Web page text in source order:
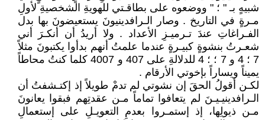
شبيهٍ بـ " ؛ " ووضعوه على بطاقـتي للهويةِ الشخصيةِ لأولِ
مـرةٍ في التاريخ . وصار الـرافدينيونَ يستعيضونَ بها بدل
الفـراغاتِ عندَ تـرميـزِ الأعداد . ولا أريدُ أن أنكـرَ أني
شعـرتُ بنشوةٍ كبيـرةٍ عندما علمتُ أنهم بدأوا يكتبونَ مثلاً
7 ؛ 4 و 7 ؛ ؛ 4 للدلالةِ على 407 و 4007 كلما كنتُ محاطاً
يميناً ويساراً بإخوتي الأرقام .
لكـن أقولُ الحقَ إن نشوتي لم تدمْ طويلاً إذ إكتـشفتُ أن
الـرافدينيـيـنَ لم يتعافوا تماماً مـن عقدتِهم فبقوا يعانونَ
مـن ذيولِها، إذ إستمـروا بعدمِ التعويـلِ على إستعمالِ